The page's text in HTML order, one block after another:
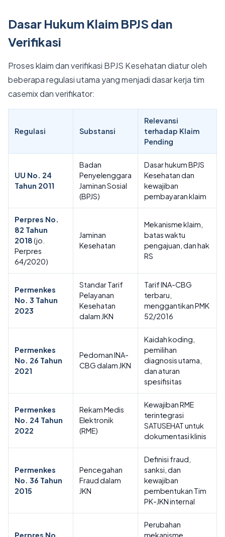
Dasar Hukum Klaim BPJS dan
Verifikasi
Proses klaim dan verifikasi BPJS Kesehatan diatur oleh
beberapa regulasi utama yang menjadi dasar kerja tim
casemix dan verifikator:
Regulasi Substansi
Relevansi
terhadap Klaim
Pending
UU No. 24
Tahun 2011
Badan
Penyelenggara
Jaminan Sosial
(BPJS)
Dasar hukum BPJS
Kesehatan dan
kewajiban
pembayaran klaim
Perpres No.
82 Tahun
2018(jo.
Perpres
64/2020)
Jaminan
Kesehatan
Mekanisme klaim,
batas waktu
pengajuan, dan hak
RS
Permenkes
No. 3 Tahun
2023
Standar Tarif
Pelayanan
Kesehatan
dalam JKN
Tarif INA-CBG
terbaru,
menggantikan PMK
52/2016
Permenkes
No. 26 Tahun
2021
Pedoman INA-
CBG dalam JKN
Kaidah koding,
pemilihan
diagnosis utama,
dan aturan
spesifisitas
Permenkes
No. 24 Tahun
2022
Rekam Medis
Elektronik
(RME)
Kewajiban RME
terintegrasi
SATUSEHAT untuk
dokumentasi klinis
Permenkes
No. 36 Tahun
2015
Pencegahan
Fraud dalam
JKN
Definisi fraud,
sanksi, dan
kewajiban
pembentukan Tim
PK-JKN internal
Perpres No.
Perubahan
mekanisme